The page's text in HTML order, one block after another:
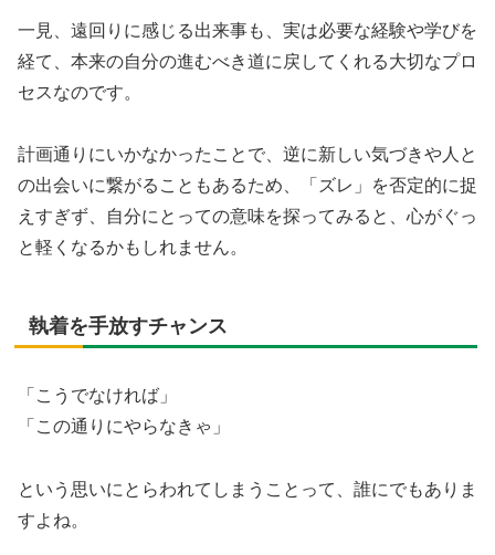
一見、遠回りに感じる出来事も、実は必要な経験や学びを
経て、本来の自分の進むべき道に戻してくれる大切なプロ
セスなのです。
計画通りにいかなかったことで、逆に新しい気づきや人と
の出会いに繋がることもあるため、「ズレ」を否定的に捉
えすぎず、自分にとっての意味を探ってみると、心がぐっ
と軽くなるかもしれません。
執着を手放すチャンス
「こうでなければ」
「この通りにやらなきゃ」
という思いにとらわれてしまうことって、誰にでもありま
すよね。